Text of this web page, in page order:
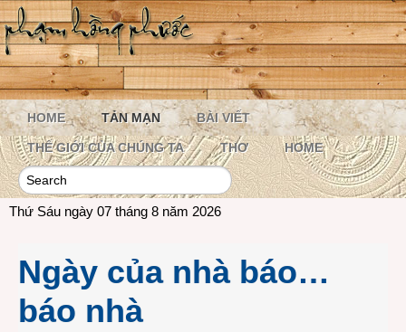
HOME TẢN MẠN BÀI VIẾT
THẾ GIỚI CỦA CHÚNG TA THƠ HOME
Thứ Sáu ngày 07 tháng 8 năm 2026
Ngày của nhà báo…
báo nhà